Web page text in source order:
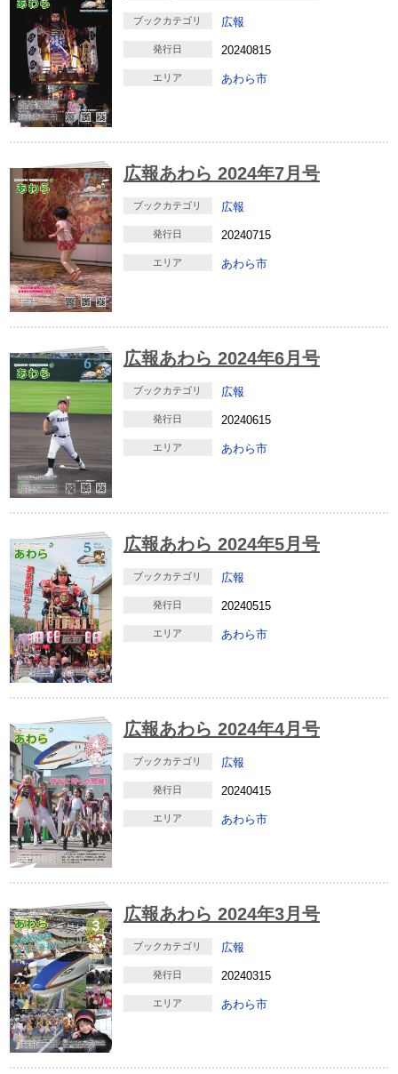
ブックカテゴリ 広報
発行日 20240815
エリア あわら市
広報あわら 2024年7月号
ブックカテゴリ 広報
発行日 20240715
エリア あわら市
広報あわら 2024年6月号
ブックカテゴリ 広報
発行日 20240615
エリア あわら市
広報あわら 2024年5月号
ブックカテゴリ 広報
発行日 20240515
エリア あわら市
広報あわら 2024年4月号
ブックカテゴリ 広報
発行日 20240415
エリア あわら市
広報あわら 2024年3月号
ブックカテゴリ 広報
発行日 20240315
エリア あわら市